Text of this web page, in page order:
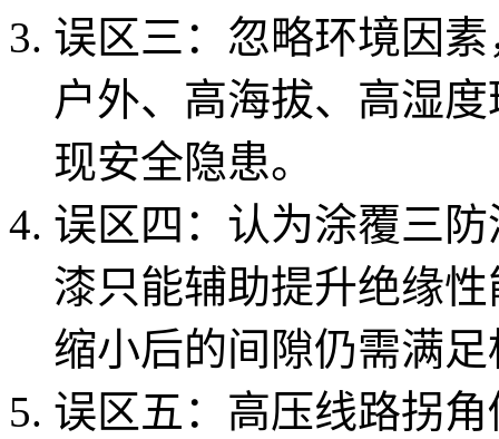
误区三：忽略环境因
户外、高海拔、高湿
现安全隐患。
误区四：认为涂覆三
漆只能辅助提升绝缘
缩小后的间隙仍需满
误区五：高压线路拐